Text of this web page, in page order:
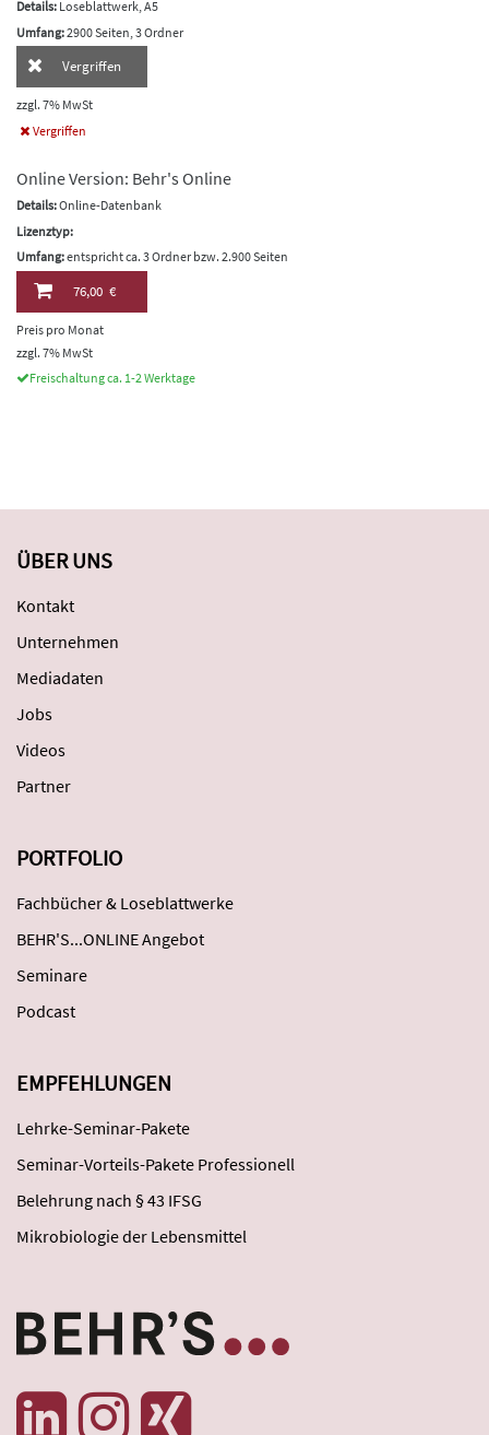
Details: Loseblattwerk, A5
Umfang:2900 Seiten, 3 Ordner
Vergriffen
zzgl. 7% MwSt
Vergriffen
Online Version: Behr's Online
Details:Online-Datenbank
Lizenztyp:
Umfang:entspricht ca. 3 Ordner bzw. 2.900 Seiten
76,00 €
Preis pro Monat
zzgl. 7% MwSt
Freischaltung ca. 1-2 Werktage
ÜBER UNS
Kontakt
Unternehmen
Mediadaten
Jobs
Videos
Partner
PORTFOLIO
Fachbücher & Loseblattwerke
BEHR'S...ONLINE Angebot
Seminare
Podcast
EMPFEHLUNGEN
Lehrke-Seminar-Pakete
Seminar-Vorteils-Pakete Professionell
Belehrung nach § 43 IFSG
Mikrobiologie der Lebensmittel